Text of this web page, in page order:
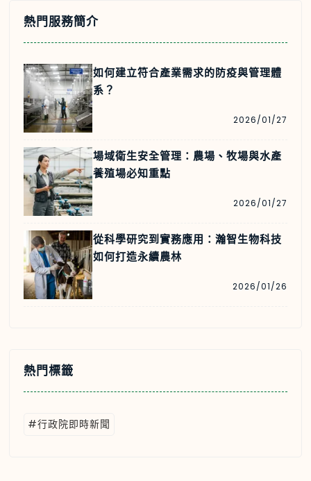
熱門服務簡介
如何建立符合產業需求的防疫與管理體
系？
2026/01/27
場域衛生安全管理：農場、牧場與水產
養殖場必知重點
2026/01/27
從科學研究到實務應用：瀚智生物科技
如何打造永續農林
2026/01/26
熱門標籤
#行政院即時新聞